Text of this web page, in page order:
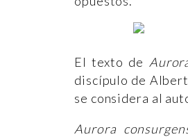
El texto de
discípulo de
se considera al
Aurora